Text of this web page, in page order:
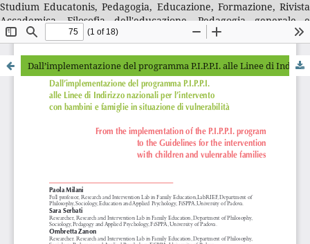
Studium Educatonis, Pedagogia, Educazione, Formazione, Rivista
Accademica, Filosofia dell'educazione, Pedagogia generale e
sociale, Storia della pedagogia, Letteratura per l'infanzia,
Didattica, Educatori, Docenti, Professionalità educative
Dall’implementazione del programma P.I.P.P.I. alle Linee di Indirizzo nazionali per l’intervento con bambini e famiglie in situazione di vulnerabilità